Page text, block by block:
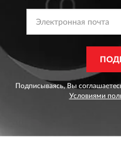
Подписываясь, Вы
Условиями